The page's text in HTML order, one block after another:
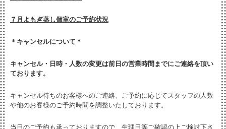
７月よもぎ蒸し個室のご予約状況
＊キャンセルについて＊
キャンセル・日時・人数の変更は前日の営業時間までにご連絡を頂い
ております。
キャンセル待ちのお客様へのご連絡、ご予約に応じてスタッフの人数
や他のお客様のご予約時間を調整いたしております。
当日のご予約も承っておりますので、生理日等ご確認の上ご検討下さ